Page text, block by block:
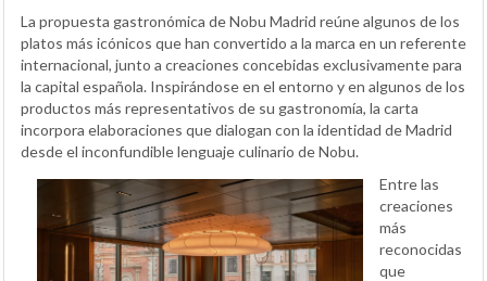
La propuesta gastronómica de Nobu Madrid reúne algunos de los
platos más icónicos que han convertido a la marca en un referente
internacional, junto a creaciones concebidas exclusivamente para
la capital española. Inspirándose en el entorno y en algunos de los
productos más representativos de su gastronomía, la carta
incorpora elaboraciones que dialogan con la identidad de Madrid
desde el inconfundible lenguaje culinario de Nobu.
Entre las
creaciones
más
reconocidas
que